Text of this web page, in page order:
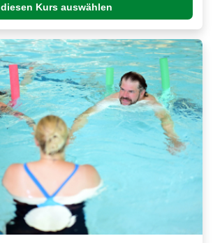
diesen Kurs auswählen